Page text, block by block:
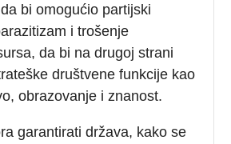
bi omogućio partijski
i trošenje
da bi na drugoj strani
društvene funkcije kao
obrazovanje i znanost.
garantirati država, kako se